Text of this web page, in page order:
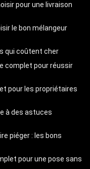
pour une livraison
le bon mélangeur
qui coûtent cher
complet pour réussir
pour les propriétaires
à des astuces
piéger : les bons
pour une pose sans